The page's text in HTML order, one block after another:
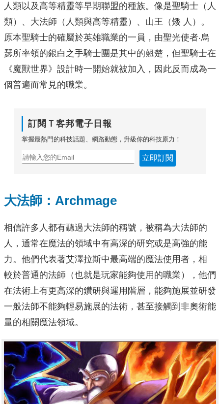
人類以及高等精靈等早期聯盟的種族。像是聖騎士（人
類）、大法師（人類與高等精靈）、山王（矮 人）。
原本聖騎士的確屬於英雄職業的一員，由聖光使者‧烏
瑟所率領的銀白之手騎士團是其中的翹楚，但聖騎士在
《魔獸世界》設計時一開始就被加入，因此反而成為一
個普遍而常見的職業。
訂閱Ｔ客邦電子日報
掌握最熱門的科技話題、網路動態，升級你的科技原力！
立即訂閱
大法師：Archmage
相信許多人都有聽過大法師的稱號，被稱為大法師的
人，通常在魔法的領域中有高深的研究或是高強的能
力。他們代表著艾澤拉斯中最高端的魔法使用者，相
較於普通的法師（也就是玩家能夠使用的職業），他們
在法術上有更高深的鑽研與運用階層，能夠施展並研發
一般法師不能夠輕易施展的法術，甚至接觸到非奧術能
量的相關魔法領域。